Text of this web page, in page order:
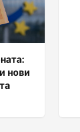
нови